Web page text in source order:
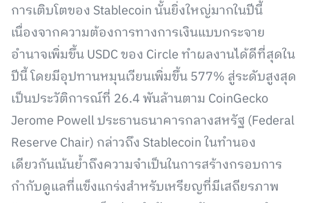
การเติบโตของ Stablecoin นั้นยิ่งใหญ่มากในปีนี้
เนื่องจากความต้องการทางการเงินแบบกระจาย
อำนาจเพิ่มขึ้น USDC ของ Circle ทำผลงานได้ดีที่สุดใน
ปีนี้ โดยมีอุปทานหมุนเวียนเพิ่มขึ้น 577% สู่ระดับสูงสุด
เป็นประวัติการณ์ที่ 26.4 พันล้านตาม CoinGecko
Jerome Powell ประธานธนาคารกลางสหรัฐ (Federal
Reserve Chair) กล่าวถึง Stablecoin ในทำนอง
เดียวกันเน้นย้ำถึงความจำเป็นในการสร้างกรอบการ
กำกับดูแลที่แข็งแกร่งสำหรับเหรียญที่มีเสถียรภาพ